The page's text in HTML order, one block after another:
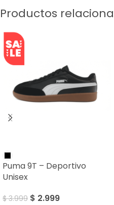
Productos
Puma 9T – Deportivo
Unisex
$3.999 $ 2.999